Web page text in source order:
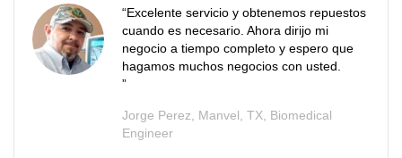
“Excelente servicio y obtenemos repuestos
cuando es necesario. Ahora dirijo mi
negocio a tiempo completo y espero que
hagamos muchos negocios con usted.
”
Jorge Perez, Manvel, TX, Biomedical
Engineer